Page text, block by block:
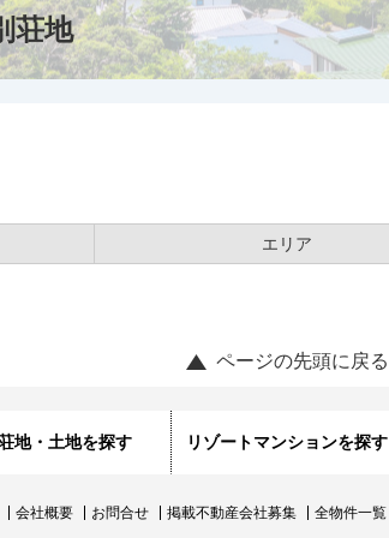
荘地
エリア
ページの先頭に戻る
地・土地を探す リゾートマンションを探す
会社概要 お問合せ 掲載不動産会社募集 全物件一覧